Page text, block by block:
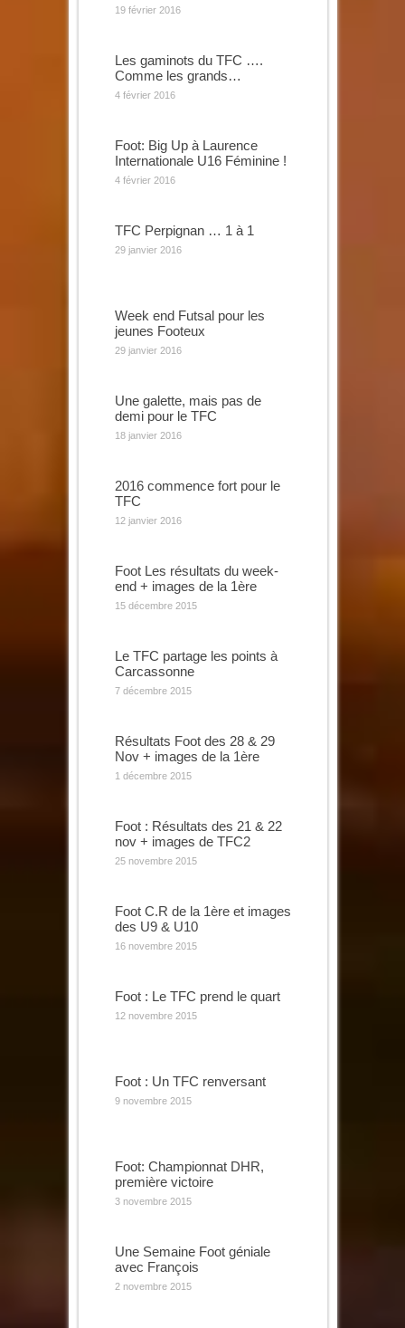
19 février 2016
Les gaminots du TFC ….
Comme les grands…
4 février 2016
Foot: Big Up à Laurence
Internationale U16 Féminine !
4 février 2016
TFC Perpignan … 1 à 1
29 janvier 2016
Week end Futsal pour les
jeunes Footeux
29 janvier 2016
Une galette, mais pas de
demi pour le TFC
18 janvier 2016
2016 commence fort pour le
TFC
12 janvier 2016
Foot Les résultats du week-
end + images de la 1ère
15 décembre 2015
Le TFC partage les points à
Carcassonne
7 décembre 2015
Résultats Foot des 28 & 29
Nov + images de la 1ère
1 décembre 2015
Foot : Résultats des 21 & 22
nov + images de TFC2
25 novembre 2015
Foot C.R de la 1ère et images
des U9 & U10
16 novembre 2015
Foot : Le TFC prend le quart
12 novembre 2015
Foot : Un TFC renversant
9 novembre 2015
Foot: Championnat DHR,
première victoire
3 novembre 2015
Une Semaine Foot géniale
avec François
2 novembre 2015